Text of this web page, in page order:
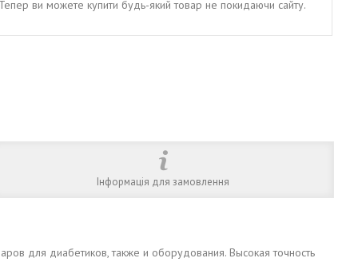
Тепер ви можете купити будь-який товар не покидаючи сайту.
Інформація для замовлення
для диабетиков, также и оборудования. Высокая точность